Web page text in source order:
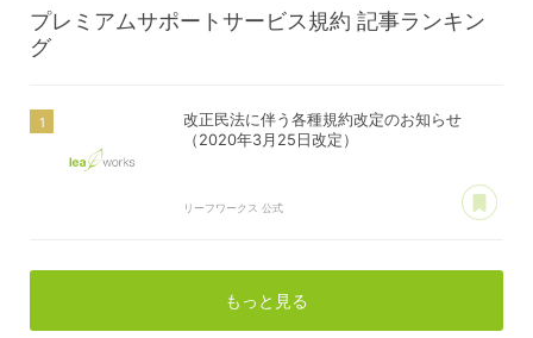
プレミアムサポートサービス規約 記事ランキン
グ
改正民法に伴う各種規約改定のお知らせ
（2020年3月25日改定）
リーフワークス 公式
もっと見る